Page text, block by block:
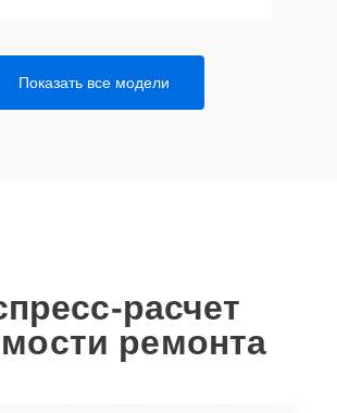
Показать все модели
расчет
ремонта